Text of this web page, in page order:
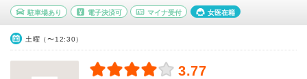
駐車場あり 電子決済可 マイナ受付 女医在籍
土曜（〜12:30）
3.77